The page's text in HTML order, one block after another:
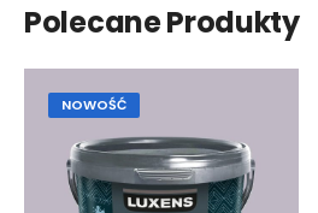
Polecane Produkty
NOWOŚĆ